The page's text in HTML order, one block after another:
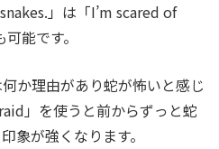
」は「I’m scared of
能です。
か理由があり蛇が怖いと感じ
」を使うと前からずっと蛇
象が強くなります。